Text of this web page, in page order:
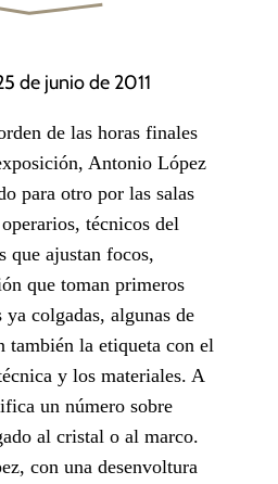
de junio de 2011
de las horas finales
Antonio López
para otro por las salas
técnicos del
que ajustan focos,
que toman primeros
ya colgadas, algunas de
también la etiqueta con el
y los materiales. A
un número sobre
al cristal o al marco.
con una desenvoltura